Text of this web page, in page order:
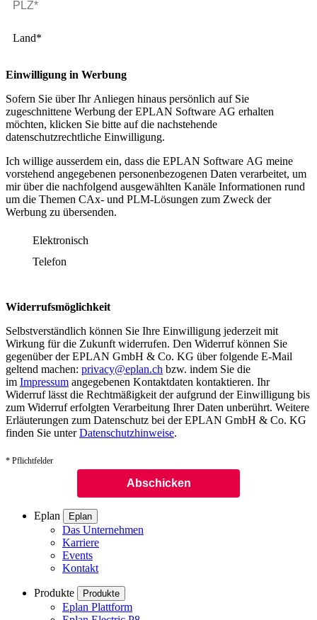
Land*
Einwilligung in Werbung
Sofern Sie über Ihr Anliegen hinaus persönlich auf Sie
zugeschnittene Werbung der EPLAN Software AG erhalten
möchten, klicken Sie bitte auf die nachstehende
datenschutzrechtliche Einwilligung.
Ich willige ausserdem ein, dass die EPLAN Software AG meine
vorstehend angegebenen personenbezogenen Daten verarbeitet, um
mir über die nachfolgend ausgewählten Kanäle Informationen rund
um die Themen CAx- und PLM-Lösungen zum Zweck der
Werbung zu übersenden.
Elektronisch
Telefon
Widerrufsmöglichkeit
Selbstverständlich können Sie Ihre Einwilligung jederzeit mit
Wirkung für die Zukunft widerrufen. Den Widerruf können Sie
gegenüber der EPLAN GmbH & Co. KG über folgende E-Mail
geltend machen: privacy@eplan.ch bzw. indem Sie die
im Impressum angegebenen Kontaktdaten kontaktieren. Ihr
Widerruf lässt die Rechtmäßigkeit der aufgrund der Einwilligung bis
zum Widerruf erfolgten Verarbeitung Ihrer Daten unberührt. Weitere
Erläuterungen zum Datenschutz bei der EPLAN GmbH & Co. KG
finden Sie unterDatenschutzhinweise.
* Pflichtfelder
Eplan Eplan
Das Unternehmen
Karriere
Events
Kontakt
Produkte Produkte
Eplan Plattform